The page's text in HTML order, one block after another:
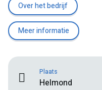
Over het bedrijf
Meer informatie
Plaats
Helmond